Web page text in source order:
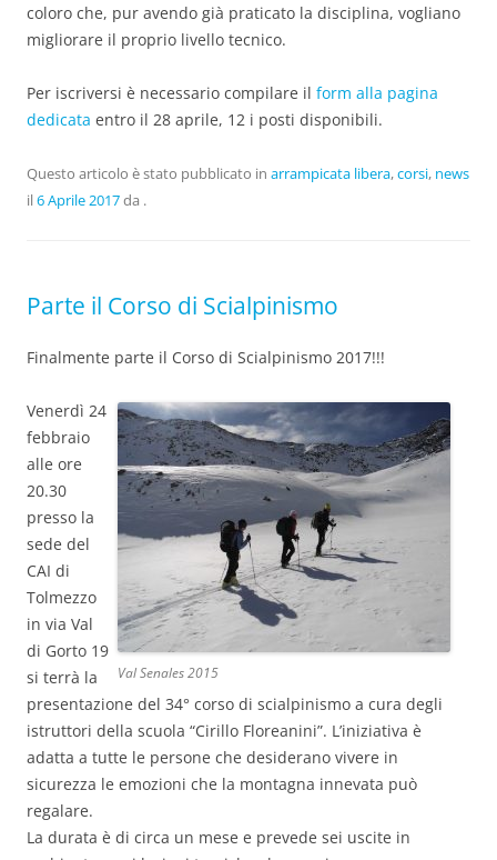
coloro che, pur avendo già praticato la disciplina, vogliano
migliorare il proprio livello tecnico.
Per iscriversi è necessario compilare il form alla pagina
dedicata entro il 28 aprile, 12 i posti disponibili.
Questo articolo è stato pubblicato in arrampicata libera,corsi, news
il6 Aprile 2017da .
Parte il Corso di Scialpinismo
Finalmente parte il Corso di Scialpinismo 2017!!!
Val Senales 2015
Venerdì 24
febbraio
alle ore
20.30
presso la
sede del
CAI di
Tolmezzo
in via Val
di Gorto 19
si terrà la
presentazione del 34° corso di scialpinismo a cura degli
istruttori della scuola “Cirillo Floreanini”. L’iniziativa è
adatta a tutte le persone che desiderano vivere in
sicurezza le emozioni che la montagna innevata può
regalare.
La durata è di circa un mese e prevede sei uscite in